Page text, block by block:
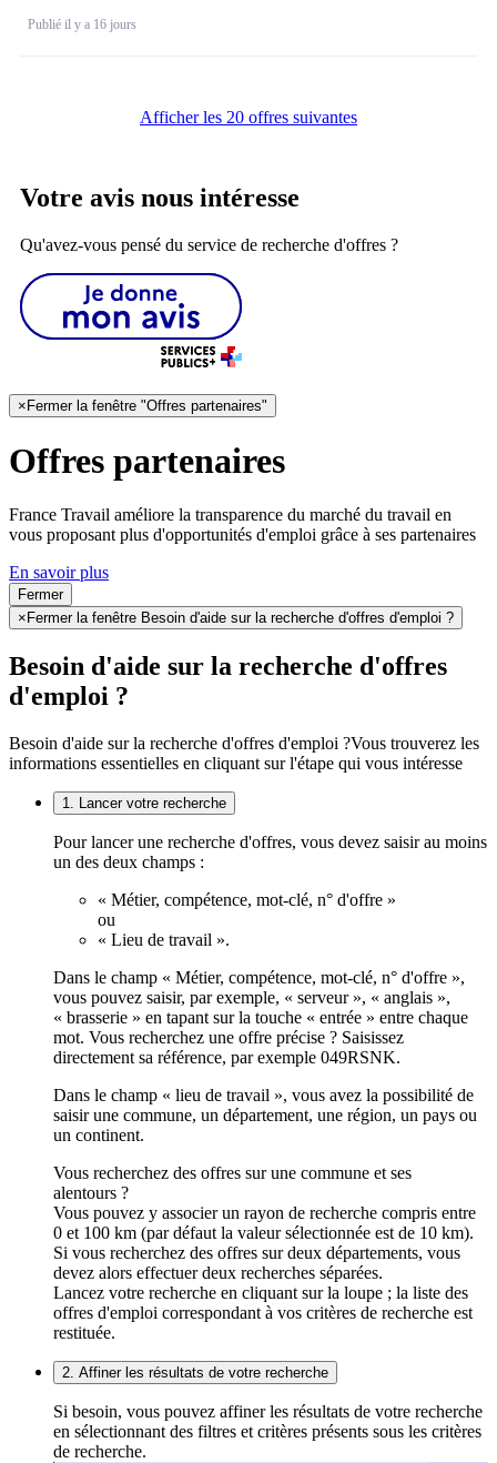
Publié il y a 16 jours
Afficher les 20 offres suivantes
Votre avis nous intéresse
Qu'avez-vous pensé du service de recherche d'offres ?
×Fermer la fenêtre "Offres partenaires"
Offres partenaires
France Travail améliore la transparence du marché du travail en
vous proposant plus d'opportunités d'emploi grâce à ses partenaires
En savoir plus
Fermer
× Fermer la fenêtre Besoin d'aide sur la recherche d'offres d'emploi ?
Besoin d'aide sur la recherche d'offres
d'emploi ?
Besoin d'aide sur la recherche d'offres d'emploi ?Vous trouverez les
informations essentielles en cliquant sur l'étape qui vous intéresse
1. Lancer votre recherche
Pour lancer une recherche d'offres, vous devez saisir au moins
un des deux champs :
« Métier, compétence, mot-clé, n° d'offre »
ou
« Lieu de travail ».
Dans le champ « Métier, compétence, mot-clé, n° d'offre »,
vous pouvez saisir, par exemple, « serveur », « anglais »,
« brasserie » en tapant sur la touche « entrée » entre chaque
mot. Vous recherchez une offre précise ? Saisissez
directement sa référence, par exemple 049RSNK.
Dans le champ « lieu de travail », vous avez la possibilité de
saisir une commune, un département, une région, un pays ou
un continent.
Vous recherchez des offres sur une commune et ses
alentours ?
Vous pouvez y associer un rayon de recherche compris entre
0 et 100 km (par défaut la valeur sélectionnée est de 10 km).
Si vous recherchez des offres sur deux départements, vous
devez alors effectuer deux recherches séparées.
Lancez votre recherche en cliquant sur la loupe ; la liste des
offres d'emploi correspondant à vos critères de recherche est
restituée.
2. Affiner les résultats de votre recherche
Si besoin, vous pouvez affiner les résultats de votre recherche
en sélectionnant des filtres et critères présents sous les critères
de recherche.